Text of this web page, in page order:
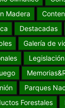
Madera
Destacadas
Galería de
Parques
Forestales